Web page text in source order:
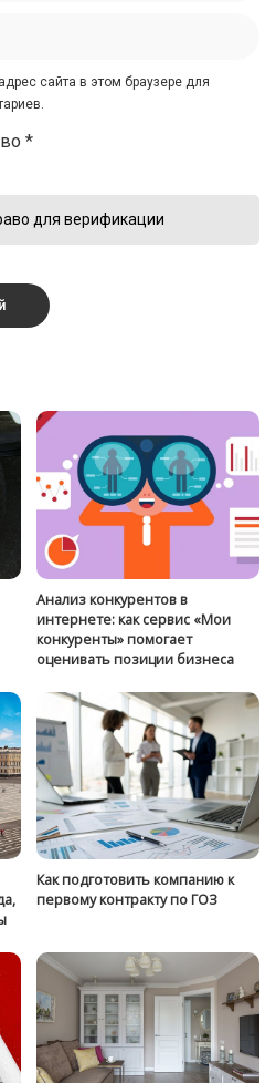
сайта в этом браузере для
*
для верификации
Анализ конкурентов в
интернете: как сервис «Мои
конкуренты» помогает
оценивать позиции бизнеса
Как подготовить компанию к
первому контракту по ГОЗ